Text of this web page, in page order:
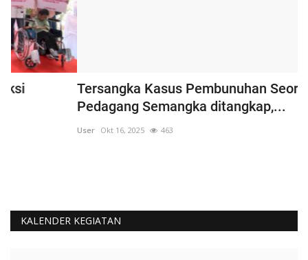
Tersangka Kasus Pembunuhan Seorang
Pedagang Semangka ditangkap,...
Okt 16, 2025 463
KALENDER KEGIATAN